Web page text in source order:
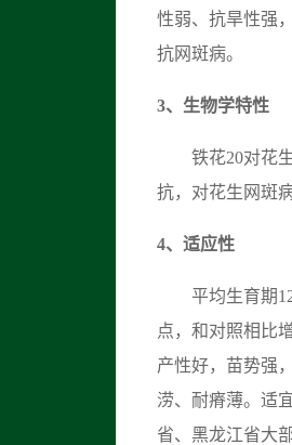
性弱、抗旱性强
抗网斑病。
3、 生物学特性
铁花20对花
抗，对花生网斑
4、适应性
平均生育期
点，和对照相比
产性好，苗势强
涝、耐瘠薄。适
省、黑龙江省大